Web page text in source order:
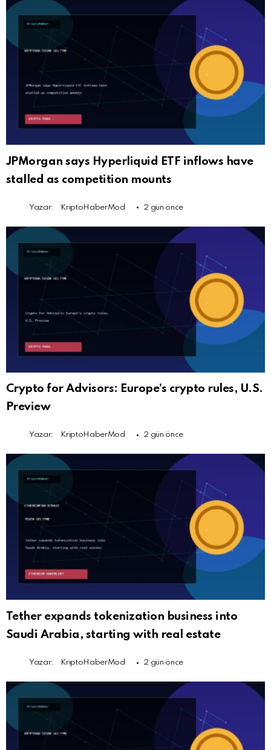
JPMorgan says Hyperliquid ETF inflows have
stalled as competition mounts
Yazar: KriptoHaberMod 2 gün önce
Crypto for Advisors: Europe’s crypto rules, U.S.
Preview
Yazar: KriptoHaberMod 2 gün önce
Tether expands tokenization business into
Saudi Arabia, starting with real estate
Yazar: KriptoHaberMod 2 gün önce